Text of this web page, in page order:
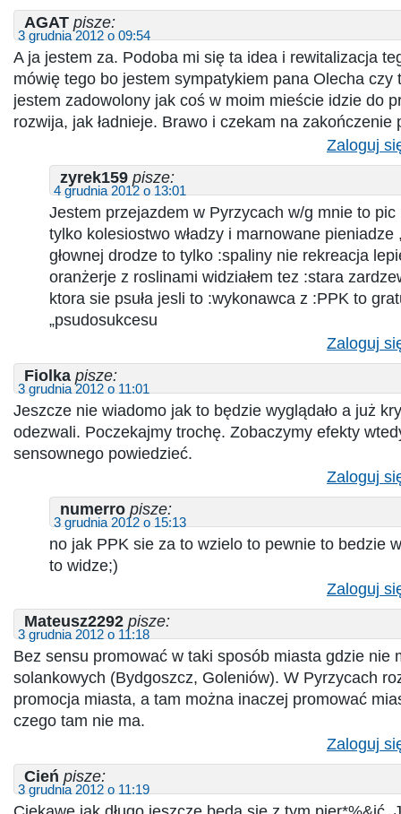
AGAT pisze:
3 grudnia 2012 o 09:54
A ja jestem za. Podoba mi się ta idea i rewitalizacja
mówię tego bo jestem sympatykiem pana Olecha czy
jestem zadowolony jak coś w moim mieście idzie do
rozwija, jak ładnieje. Brawo i czekam na zakończenie
Zaloguj
zyrek159 pisze:
4 grudnia 2012 o 13:01
Jestem przejazdem w Pyrzycach w/g mnie to
tylko kolesiostwo władzy i marnowane pieniadze
głownej drodze to tylko :spaliny nie rekreacja
oranżerje z roslinami widziałem tez :stara
ktora sie psuła jesli to :wykonawca z :PPK to
„psudosukcesu
Zaloguj
Fiolka pisze:
3 grudnia 2012 o 11:01
Jeszcze nie wiadomo jak to będzie wyglądało a już
odezwali. Poczekajmy trochę. Zobaczymy efekty
sensownego powiedzieć.
Zaloguj
numerro pisze:
3 grudnia 2012 o 15:13
no jak PPK sie za to wzielo to pewnie to bedzie
to widze;)
Zaloguj
Mateusz2292 pisze:
3 grudnia 2012 o 11:18
Bez sensu promować w taki sposób miasta gdzie nie
solankowych (Bydgoszcz, Goleniów). W Pyrzycach
promocja miasta, a tam można inaczej promować
czego tam nie ma.
Zaloguj
Cień pisze:
3 grudnia 2012 o 11:19